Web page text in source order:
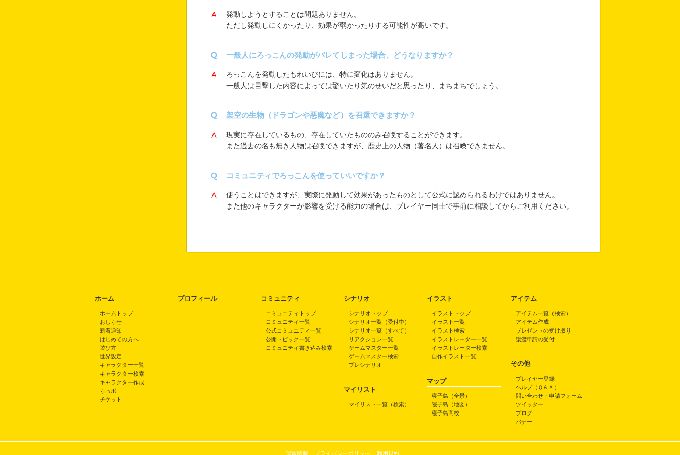
発動しようとすることは問題ありません。
ただし発動しにくかったり、効果が弱かったりする可能性が高いです。
一般人にろっこんの発動がバレてしまった場合、どうなりますか？
ろっこんを発動したもれいびには、特に変化はありません。
一般人は目撃した内容によっては驚いたり気のせいだと思ったり、まちまちでしょう。
架空の生物（ドラゴンや悪魔など）を召還できますか？
現実に存在しているもの、存在していたもののみ召喚することができます。
また過去の名も無き人物は召喚できますが、歴史上の人物（著名人）は召喚できません。
コミュニティでろっこんを使っていいですか？
使うことはできますが、実際に発動して効果があったものとして公式に認められるわけではありません。
また他のキャラクターが影響を受ける能力の場合は、プレイヤー同士で事前に相談してからご利用ください。
ホーム
ホームトップ
おしらせ
新着通知
はじめての方へ
遊び方
世界設定
キャラクター一覧
キャラクター検索
キャラクター作成
らっポ
チケット
プロフィール コミュニティ
コミュニティトップ
コミュニティ一覧
公式コミュニティ一覧
公開トピック一覧
コミュニティ書き込み検索
シナリオ
シナリオトップ
シナリオ一覧（受付中）
シナリオ一覧（すべて）
リアクション一覧
ゲームマスター一覧
ゲームマスター検索
プレシナリオ
マイリスト
マイリスト一覧（検索）
イラスト
イラストトップ
イラスト一覧
イラスト検索
イラストレーター一覧
イラストレーター検索
自作イラスト一覧
マップ
寝子島（全景）
寝子島（地図）
寝子島高校
アイテム
アイテム一覧（検索）
アイテム作成
プレゼントの受け取り
譲渡申請の受付
その他
プレイヤー登録
ヘルプ（Ｑ＆Ａ）
問い合わせ・申請フォーム
ツイッター
ブログ
バナー
運営情報 プライバシーポリシー 利用規約